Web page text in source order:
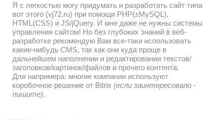
Я с легкостью могу придумать и разработать сайт типа
вот этого (vj72.ru) при помощи PHP(±MySQL),
HTML(CSS) и JS/jQuery. И мне даже не нужны системы
управления сайтом! Но без глубоких знаний в веб-
разработке рекомендую Вам все-таки использовать
какие-нибудь CMS, так как они куда проще в
дальнейшем наполнении и редактировании текстов/
заголовков/картинок/файлов и прочего контента.
Для напримера: многие компании используют
коробочное решение от Bitrix (если заинтересовало -
пишите).